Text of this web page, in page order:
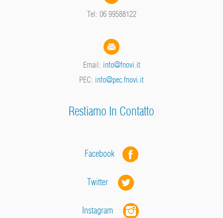
Tel: 06 99588122
Email: info@fnovi.it
PEC: info@pec.fnovi.it
Restiamo In Contatto
Facebook
Twitter
Instagram